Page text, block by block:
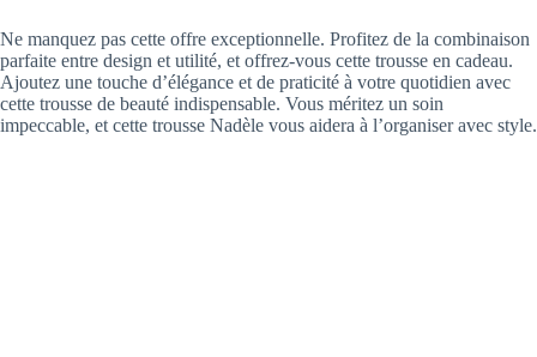
Ne manquez pas cette offre exceptionnelle. Profitez de la combinaison
parfaite entre design et utilité, et offrez-vous cette trousse en cadeau.
Ajoutez une touche d’élégance et de praticité à votre quotidien avec
cette trousse de beauté indispensable. Vous méritez un soin
impeccable, et cette trousse Nadèle vous aidera à l’organiser avec style.